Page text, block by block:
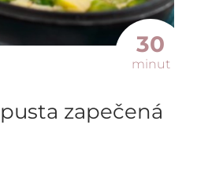
30
minut
zapečená